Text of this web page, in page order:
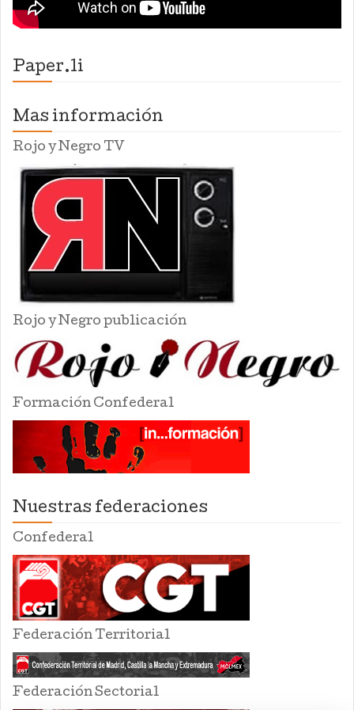
Paper.li
Mas información
Rojo y Negro TV
Rojo y Negro publicación
Formación Confederal
Nuestras federaciones
Confederal
Federación Territorial
Federación Sectorial